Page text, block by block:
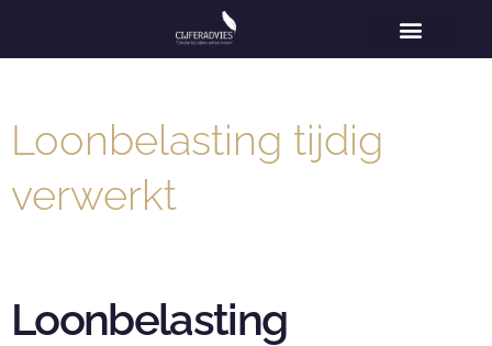
Loonbelasting tijdig
verwerkt
Loonbelasting